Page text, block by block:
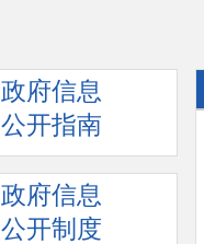
政府信息
公开指南
政府信息
公开制度